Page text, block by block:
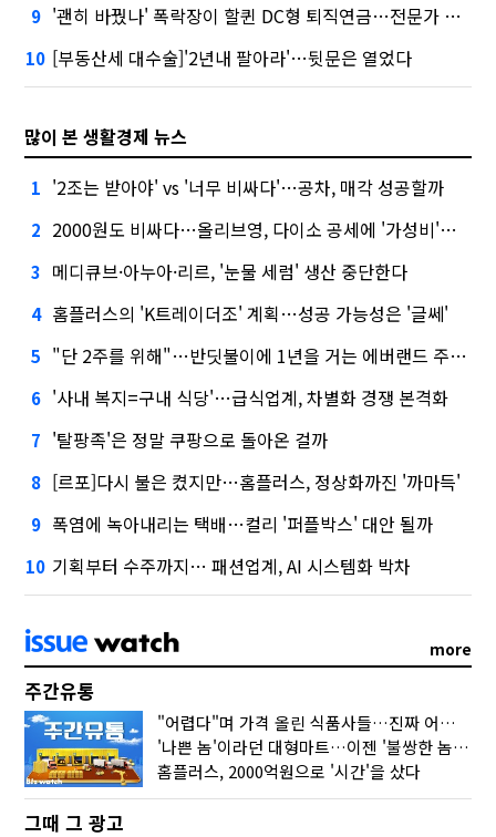
9 '괜히 바꿨나' 폭락장이 할퀸 DC형 퇴직연금…전문가 조언은
10 [부동산세 대수술]'2년내 팔아라'…뒷문은 열었다
많이 본 생활경제 뉴스
1 '2조는 받아야' vs '너무 비싸다'…공차, 매각 성공할까
2 2000원도 비싸다…올리브영, 다이소 공세에 '가성비'로 맞불
3 메디큐브·아누아·리르, '눈물 세럼' 생산 중단한다
4 홈플러스의 'K트레이더조' 계획…성공 가능성은 '글쎄'
5 "단 2주를 위해"…반딧불이에 1년을 거는 에버랜드 주키퍼
6 '사내 복지=구내 식당'…급식업계, 차별화 경쟁 본격화
7 '탈팡족'은 정말 쿠팡으로 돌아온 걸까
8 [르포]다시 불은 켰지만…홈플러스, 정상화까진 '까마득'
9 폭염에 녹아내리는 택배…컬리 '퍼플박스' 대안 될까
10 기획부터 수주까지… 패션업계, AI 시스템화 박차
more
주간유통
"어렵다"며 가격 올린 식품사들…진짜 어려운 거 맞아?
'나쁜 놈'이라던 대형마트…이젠 '불쌍한 놈' 됐다
홈플러스, 2000억원으로 '시간'을 샀다
그때 그 광고